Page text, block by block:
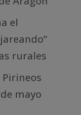
el
rurales
Pirineos
mayo